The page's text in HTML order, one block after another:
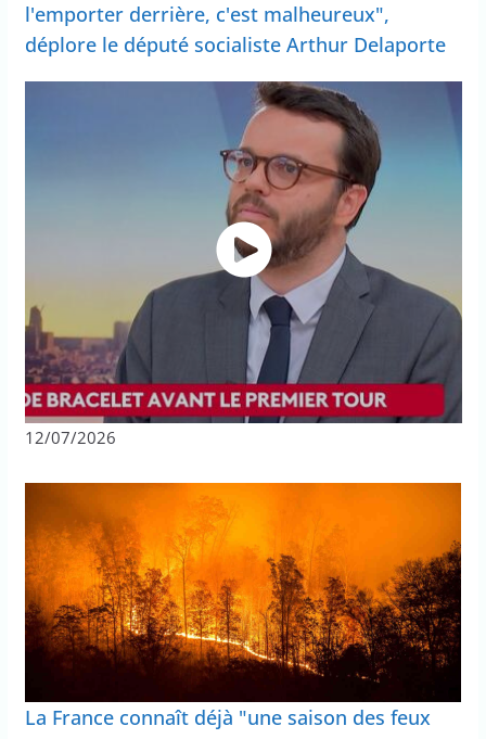
l'emporter derrière, c'est malheureux",
déplore le député socialiste Arthur Delaporte
12/07/2026
La France connaît déjà "une saison des feux